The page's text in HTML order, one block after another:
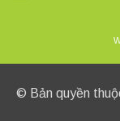
© Bản quyền